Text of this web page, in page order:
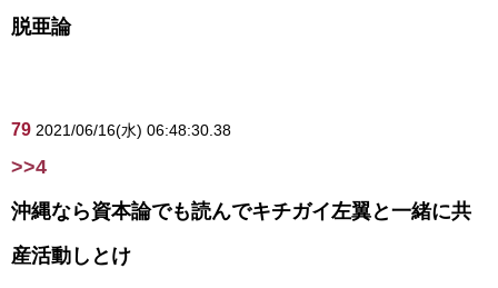
脱亜論
79 2021/06/16(水) 06:48:30.38
>>4
沖縄なら資本論でも読んでキチガイ左翼と一緒に共
産活動しとけ